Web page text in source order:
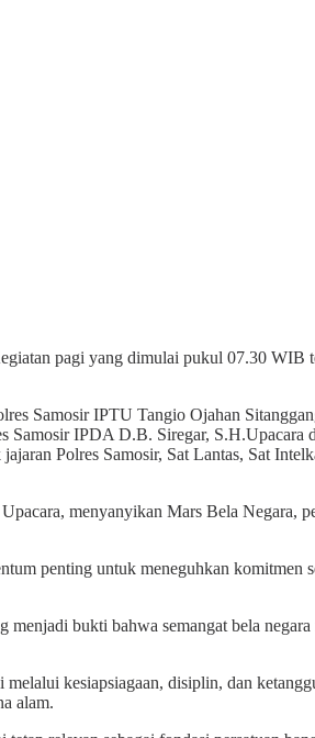
pagi yang dimulai pukul 07.30 WIB
Samosir IPTU Tangio Ojahan
Samosir IPDA D.B. Siregar, S.H.Upacara
Polres Samosir, Sat Lantas, Sat
menyanyikan Mars Bela Negara,
penting untuk meneguhkan komitmen
bukti bahwa semangat bela negara
kesiapsiagaan, disiplin, dan
alam.